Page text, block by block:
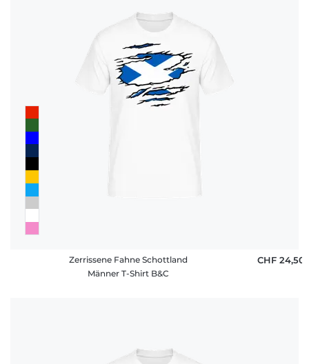
Zerrissene Fahne Schottland
Männer T-Shirt B&C
CHF 24,50